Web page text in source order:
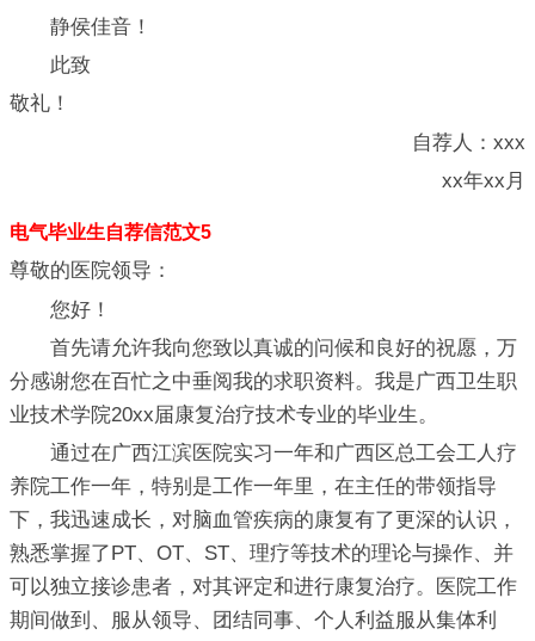
静侯佳音！
此致
敬礼！
自荐人：xxx
xx年xx月
电气毕业生自荐信范文5
尊敬的医院领导：
您好！
首先请允许我向您致以真诚的问候和良好的祝愿，万
分感谢您在百忙之中垂阅我的求职资料。我是广西卫生职
业技术学院20xx届康复治疗技术专业的毕业生。
通过在广西江滨医院实习一年和广西区总工会工人疗
养院工作一年，特别是工作一年里，在主任的带领指导
下，我迅速成长，对脑血管疾病的康复有了更深的认识，
熟悉掌握了PT、OT、ST、理疗等技术的理论与操作、并
可以独立接诊患者，对其评定和进行康复治疗。医院工作
期间做到、服从领导、团结同事、个人利益服从集体利